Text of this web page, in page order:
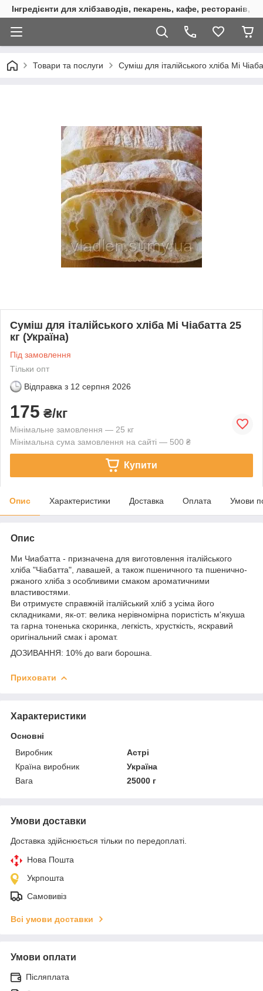
Інгредієнти для хлібзаводів, пекарень, кафе, ресторанів,
Товари та послуги Суміш для італійського хліба Мі
Суміш для італійського хліба Мі Чіабатта 25
кг (Україна)
Під замовлення
Тільки опт
Відправка з 12 серпня 2026
175 ₴/кг
Мінімальне замовлення — 25 кг
Мінімальна сума замовлення на сайті — 500 ₴
Купити
Опис Характеристики Доставка Оплата Умови
Опис
Ми Чиабатта - призначена для виготовлення італійського
хліба "Чіабатта", лавашей, а також пшеничного та пшенично-
ржаного хліба з особливими смаком ароматичними
властивостями.
Ви отримуєте справжній італійський хліб з усіма його
складниками, як-от: велика нерівномірна пористість м'якуша
та гарна тоненька скоринка, легкість, хрусткість, яскравий
оригінальний смак і аромат.
ДОЗИВАННЯ: 10% до ваги борошна.
Приховати
Характеристики
Основні
Виробник
Астрі
Країна виробник
Україна
Вага
25000 г
Умови доставки
Доставка здійснюється тільки по передоплаті.
Нова Пошта
Укрпошта
Самовивіз
Всі умови доставки
Умови оплати
Післяплата